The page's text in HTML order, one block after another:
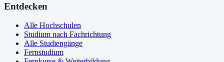
Entdecken
Alle Hochschulen
Studium nach Fachrichtung
Alle Studiengänge
Fernstudium